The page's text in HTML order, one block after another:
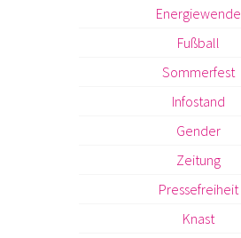
Energiewende
Fußball
Sommerfest
Infostand
Gender
Zeitung
Pressefreiheit
Knast